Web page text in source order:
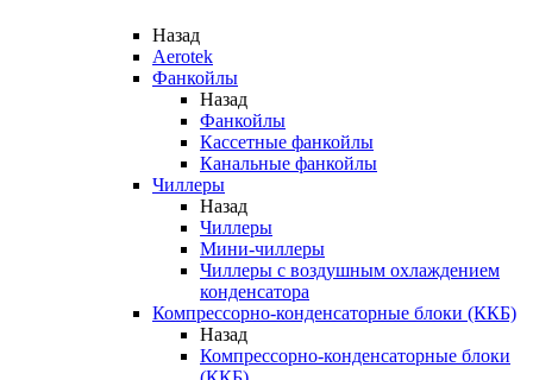
Назад
Aerotek
Фанкойлы
Назад
Фанкойлы
Кассетные фанкойлы
Канальные фанкойлы
Чиллеры
Назад
Чиллеры
Мини-чиллеры
Чиллеры с воздушным охлаждением
конденсатора
Компрессорно-конденсаторные блоки (ККБ)
Назад
Компрессорно-конденсаторные блоки